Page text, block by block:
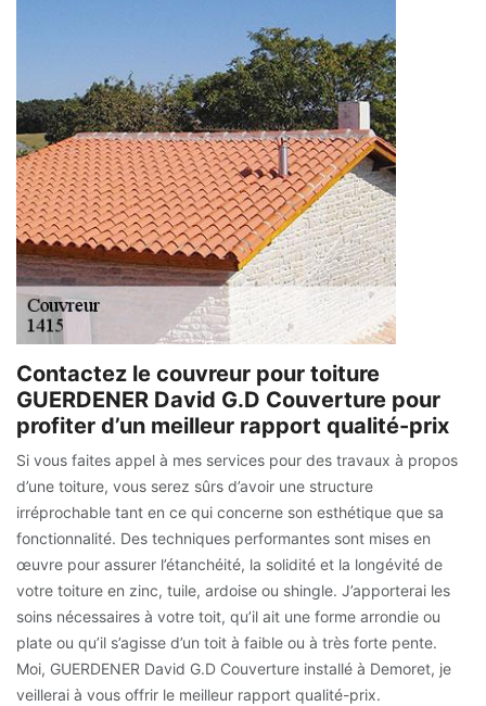
Contactez le couvreur pour toiture
GUERDENER David G.D Couverture pour
profiter d’un meilleur rapport qualité-prix
Si vous faites appel à mes services pour des travaux à propos
d’une toiture, vous serez sûrs d’avoir une structure
irréprochable tant en ce qui concerne son esthétique que sa
fonctionnalité. Des techniques performantes sont mises en
œuvre pour assurer l’étanchéité, la solidité et la longévité de
votre toiture en zinc, tuile, ardoise ou shingle. J’apporterai les
soins nécessaires à votre toit, qu’il ait une forme arrondie ou
plate ou qu’il s’agisse d’un toit à faible ou à très forte pente.
Moi, GUERDENER David G.D Couverture installé à Demoret, je
veillerai à vous offrir le meilleur rapport qualité-prix.